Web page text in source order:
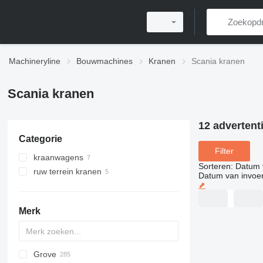
Machineryline Bouwmachines Kranen Scania kranen
Scania kranen
Categorie
kraanwagens
ruw terrein kranen
Merk
5299
BC
DS
AHK
307
CM
K-800
Husky
CBR
LF
HS
RH
AC
WC
DF
ATF
RBI
LNT
QUY
AMK
Grove
12
Filter
Sorteren: Datum
Datum van
⬈